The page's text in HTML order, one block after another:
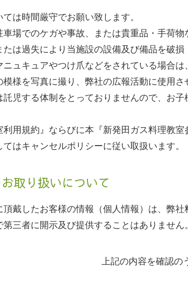
ては時間厳守でお願い致します。
車場でのケガや事故、または貴重品・手荷
たは過失により当施設の設備及び備品を破
ニュキュアやつけ爪などをされている場合
模様を写真に撮り、弊社の広報活動に使用
託児する体制をとっておりませんので、お
利用規約』ならびに本『新発田ガス料理教
はキャンセルポリシーに従い取扱います。
取り扱いについて
頂戴したお客様の情報（個人情報）は、弊
第三者に開示及び提供することはありません
上記の内容を確認